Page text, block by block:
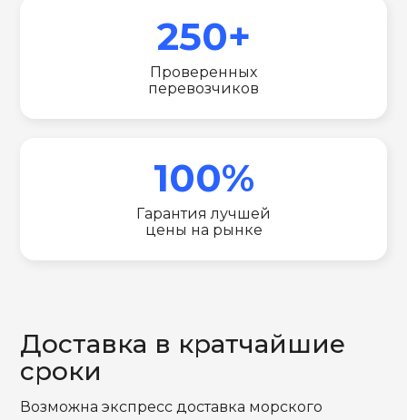
250+
Проверенных
перевозчиков
100%
Гарантия лучшей
цены на рынке
Доставка в кратчайшие
сроки
Возможна экспресс доставка морского